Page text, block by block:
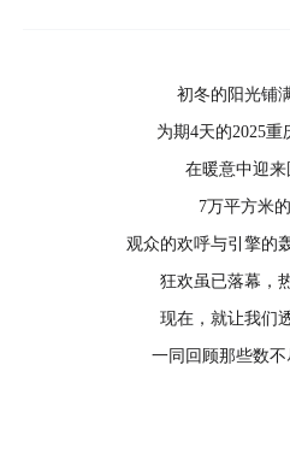
初冬的阳光铺
为期4天的2025重
在暖意中迎来
7万平方米
观众的欢呼与引擎的
狂欢虽已落幕，
现在，就让我们
一同回顾那些数不